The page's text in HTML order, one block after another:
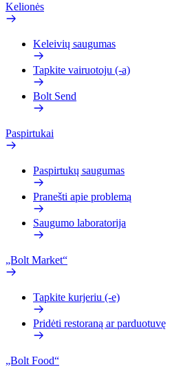
Kelionės
Keleivių saugumas
Tapkite vairuotoju (-a)
Bolt Send
Paspirtukai
Paspirtukų saugumas
Pranešti apie problemą
Saugumo laboratorija
„Bolt Market“
Tapkite kurjeriu (-e)
Pridėti restoraną ar parduotuvę
„Bolt Food“